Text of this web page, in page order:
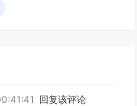
回复该评论